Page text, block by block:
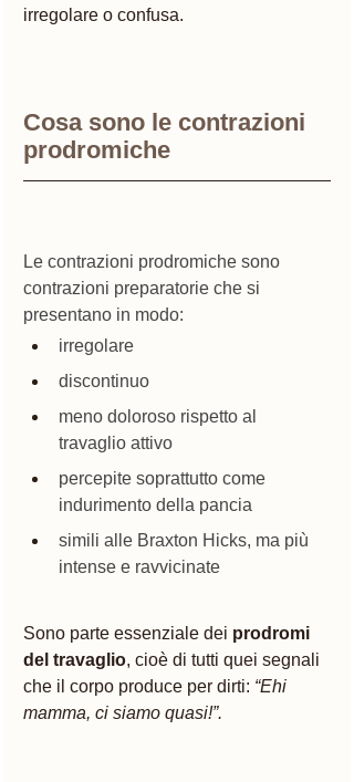
irregolare o confusa.
Cosa sono le contrazioni
prodromiche
Le contrazioni prodromiche sono
contrazioni preparatorie che si
presentano in modo:
irregolare
discontinuo
meno doloroso rispetto al
travaglio attivo
percepite soprattutto come
indurimento della pancia
simili alle Braxton Hicks, ma più
intense e ravvicinate
Sono parte essenziale dei prodromi
del travaglio, cioè di tutti quei segnali
che il corpo produce per dirti: “Ehi
mamma, ci siamo quasi!”.